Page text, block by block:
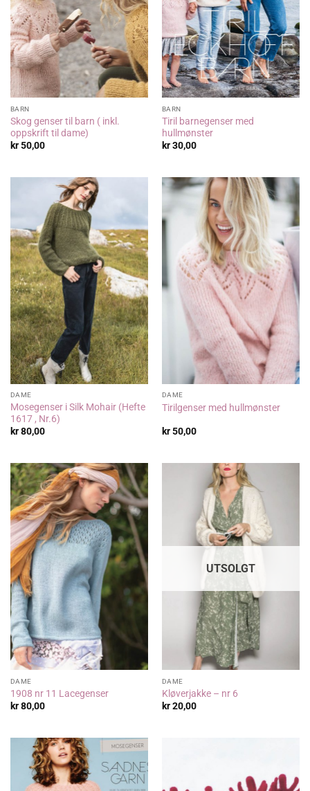
BARN
Skog genser til barn ( inkl.
oppskrift til dame)
kr50,00
BARN
Tiril barnegenser med
hullmønster
kr30,00
DAME
Mosegenser i Silk Mohair (Hefte
1617 , Nr.6)
kr80,00
DAME
Tirilgenser med hullmønster
kr50,00
DAME
1908 nr 11 Lacegenser
kr80,00
UTSOLGT
DAME
Kløverjakke – nr 6
kr20,00